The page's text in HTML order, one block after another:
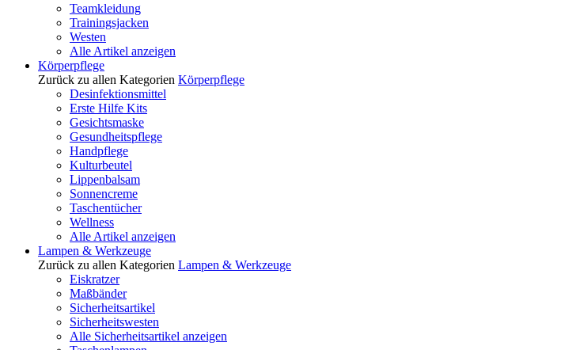
Teamkleidung
Trainingsjacken
Westen
Alle Artikel anzeigen
Körperpflege
Zurück zu allen Kategorien Körperpflege
Desinfektionsmittel
Erste Hilfe Kits
Gesichtsmaske
Gesundheitspflege
Handpflege
Kulturbeutel
Lippenbalsam
Sonnencreme
Taschentücher
Wellness
Alle Artikel anzeigen
Lampen & Werkzeuge
Zurück zu allen Kategorien Lampen & Werkzeuge
Eiskratzer
Maßbänder
Sicherheitsartikel
Sicherheitswesten
Alle Sicherheitsartikel anzeigen